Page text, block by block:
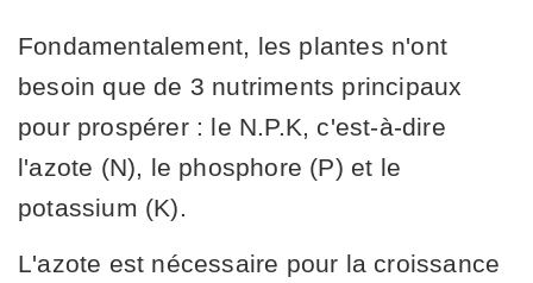
Fondamentalement, les plantes n'ont
besoin que de 3 nutriments principaux
pour prospérer : le N.P.K, c'est-à-dire
l'azote (N), le phosphore (P) et le
potassium (K).
L'azote est nécessaire pour la croissance